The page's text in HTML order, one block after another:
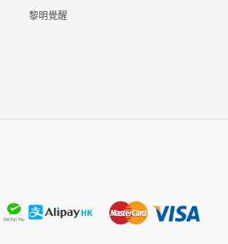
日（三）起 ～ 2022 年 05 月
，挑戰者可以從中選擇獎勵
獎；若尋找「印記」達指定數
可獲得加碼獎勵。
黎明覺醒